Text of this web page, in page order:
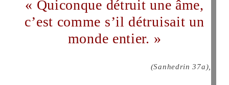
« Quiconque détruit une âme,
c’est comme s’il détruisait un
monde entier. »
(Sanhedrin 37a),